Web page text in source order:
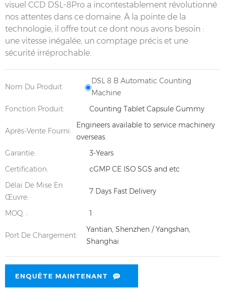
visuel CCD DSL-8Pro a incontestablement révolutionné
nos attentes dans ce domaine. À la pointe de la
technologie, il offre tout ce dont nous avons besoin :
une vitesse inégalée, un comptage précis et une
sécurité irréprochable.
Nom Du Produit
DSL 8 B Automatic Counting
Machine
Fonction Produit:
Counting Tablet Capsule Gummy
Après-Vente Fourni:
Engineers available to service machinery
overseas.
Garantie:
3-Years
Certification:
cGMP CE ISO SGS and etc
Délai De Mise En
Œuvre:
7 Days Fast Delivery
MOQ. : 1
Port De Chargement:
Yantian, Shenzhen / Yangshan,
Shanghai
ENQUÊTE MAINTENANT